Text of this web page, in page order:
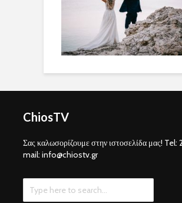
ChiosTV
Σας καλωσορίζουμε στην ιστοσελίδα μας! Tel:
mail: info@chiostv.gr